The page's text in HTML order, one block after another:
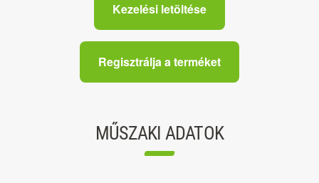
Kezelési letöltése
Regisztrálja a terméket
MŰSZAKI ADATOK